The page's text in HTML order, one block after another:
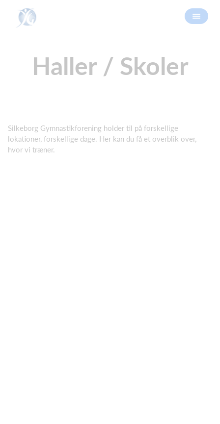
Haller / Skoler
Silkeborg Gymnastikforening holder til på forskellige
lokationer, forskellige dage. Her kan du få et overblik over,
hvor vi træner.